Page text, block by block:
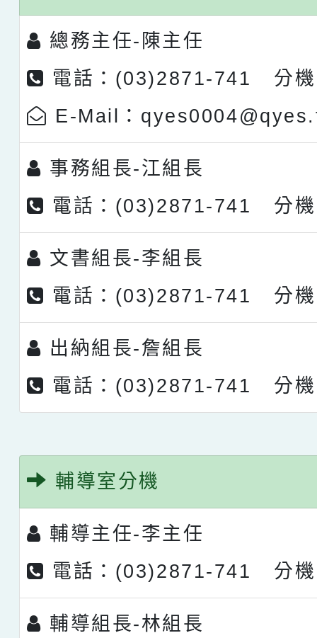
總務主任- 陳主任
電話：(03)2871-741 分
E-Mail：
事務組長-江組長
電話：(03)2871-741 分
文書組長-李組長
電話：(03)2871-741 分
出納組長-詹組長
電話：(03)2871-741 分
輔導室分機
輔導主任-李主任
電話：(03)2871-741 分
輔導組長-林組長